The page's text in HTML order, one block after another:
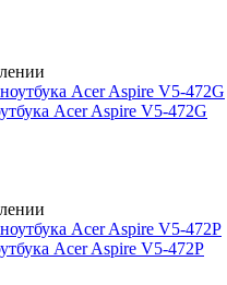
Acer Aspire V5-472G
Acer Aspire V5-472P